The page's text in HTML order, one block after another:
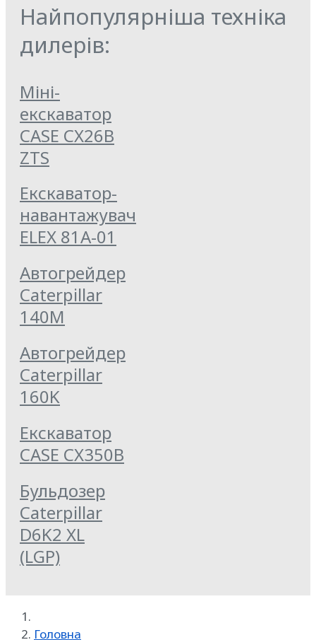
Найпопулярніша техніка
дилерів:
Міні-
екскаватор
CASE CX26B
ZTS
Екскаватор-
навантажувач
ELEX 81А-01
Автогрейдер
Caterpillar
140M
Автогрейдер
Caterpillar
160K
Екскаватор
CASE CX350B
Бульдозер
Caterpillar
D6K2 XL
(LGP)
Головна